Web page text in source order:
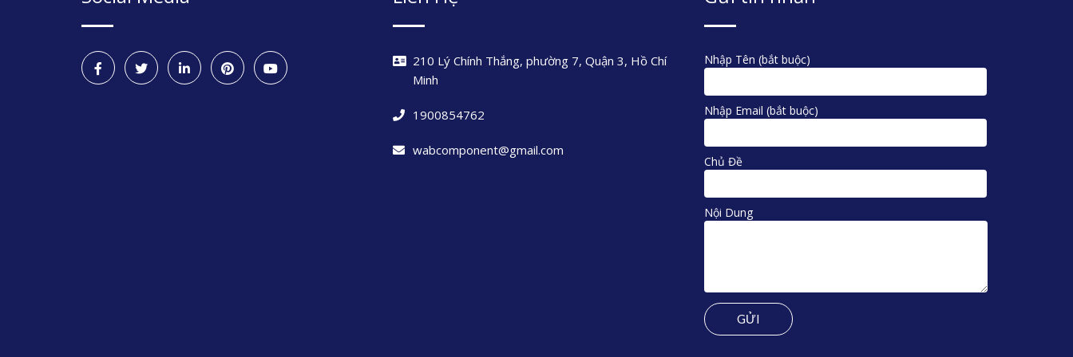
210 Lý Chính Thắng, phường 7, Quận 3, Hồ Chí
Minh
1900854762
wabcomponent@gmail.com
Nhập Tên (bắt buộc)
Nhập Email (bắt buộc)
Chủ Đề
Nội Dung